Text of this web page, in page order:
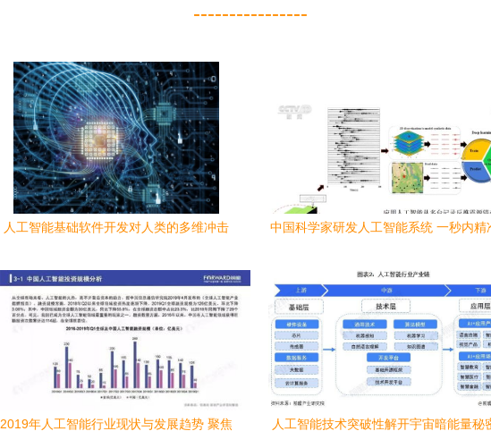
----------------
人工智能基础软件开发对人类的多维冲击
中国科学家研发人工智能系统 一秒内精
2019年人工智能行业现状与发展趋势 聚焦
人工智能技术突破性解开宇宙暗能量秘